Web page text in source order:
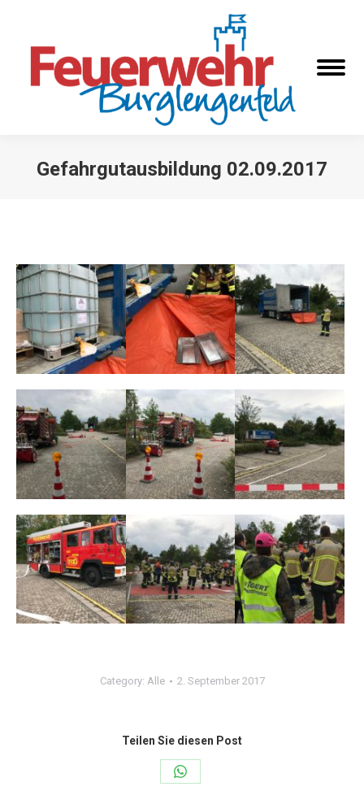
Gefahrgutausbildung 02.09.2017
Category: Alle 2. September 2017
Teilen Sie diesen Post
Share